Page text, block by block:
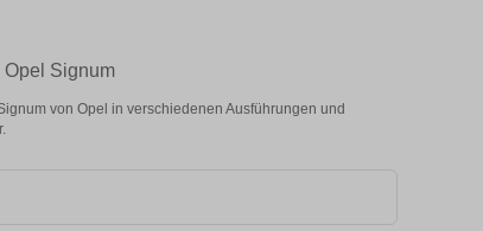
Opel Signum
von Opel in verschiedenen Ausführungen und